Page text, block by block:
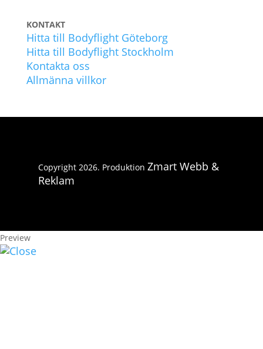
KONTAKT
Hitta till Bodyflight Göteborg
Hitta till Bodyflight Stockholm
Kontakta oss
Allmänna villkor
Copyright 2026. Produktion Zmart Webb &
Reklam
Preview